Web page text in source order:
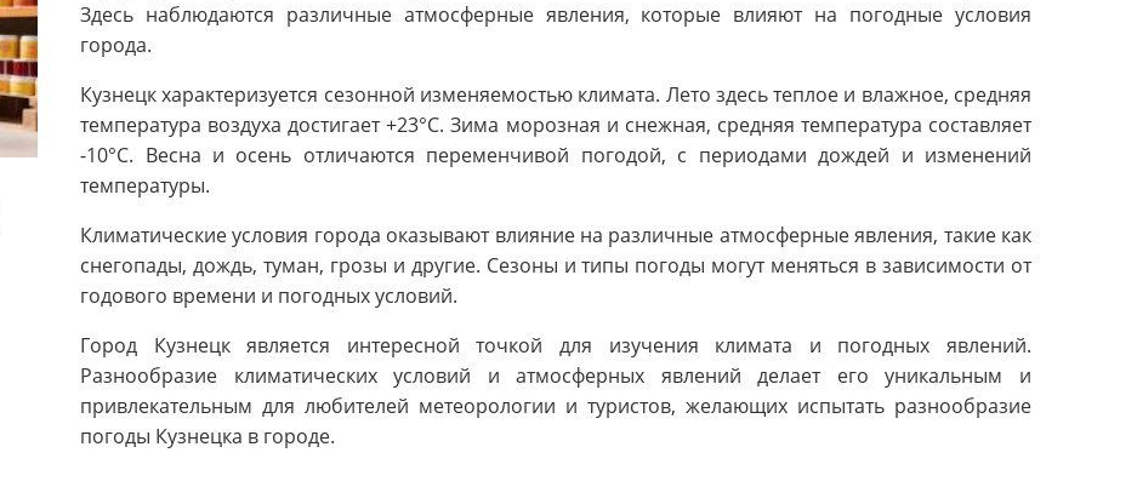
Здесь наблюдаются различные атмосферные явления, которые влияют на погодные условия
города.
Кузнецк характеризуется сезонной изменяемостью климата. Лето здесь теплое и влажное, средняя
температура воздуха достигает +23°C. Зима морозная и снежная, средняя температура составляет
-10°C. Весна и осень отличаются переменчивой погодой, с периодами дождей и изменений
температуры.
Климатические условия города оказывают влияние на различные атмосферные явления, такие как
снегопады, дождь, туман, грозы и другие. Сезоны и типы погоды могут меняться в зависимости от
годового времени и погодных условий.
Город Кузнецк является интересной точкой для изучения климата и погодных явлений.
Разнообразие климатических условий и атмосферных явлений делает его уникальным и
привлекательным для любителей метеорологии и туристов, желающих испытать разнообразие
погоды Кузнецка в городе.